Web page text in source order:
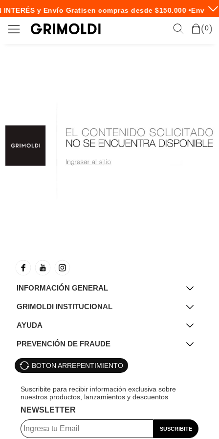
y Envío Gratisen compras desde $150.000 •Envío
0
INFORMACIÓN GENERAL
GRIMOLDI INSTITUCIONAL
AYUDA
PREVENCIÓN DE FRAUDE
BOTON ARREPENTIMIENTO
NEWSLETTER